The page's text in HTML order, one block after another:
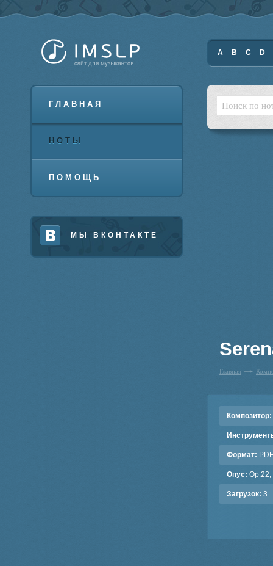
ГЛАВНАЯ
НОТЫ
ПОМОЩЬ
МЫ ВКОНТАКТЕ
A B C D
Главная
Композитор:
Формат: PDF
Опус: Op.22,
Загрузок: 3